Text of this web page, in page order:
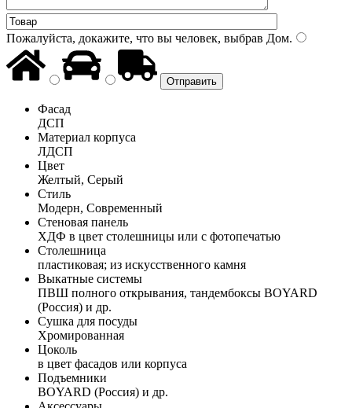
Пожалуйста, докажите, что вы человек, выбрав Дом.
Фасад
ДСП
Материал корпуса
ЛДСП
Цвет
Желтый, Серый
Стиль
Модерн, Современный
Стеновая панель
ХДФ в цвет столешницы или с фотопечатью
Столешница
пластиковая; из искусственного камня
Выкатные системы
ПВШ полного открывания, тандембоксы BOYARD
(Россия) и др.
Сушка для посуды
Хромированная
Цоколь
в цвет фасадов или корпуса
Подъемники
BOYARD (Россия) и др.